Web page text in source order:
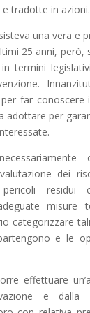
tradotte in azioni.
una vera e
25 anni, però,
termini
far conoscere
adottare per
dei
residui
misure
categorizzare
e le
effettuare
e dalla